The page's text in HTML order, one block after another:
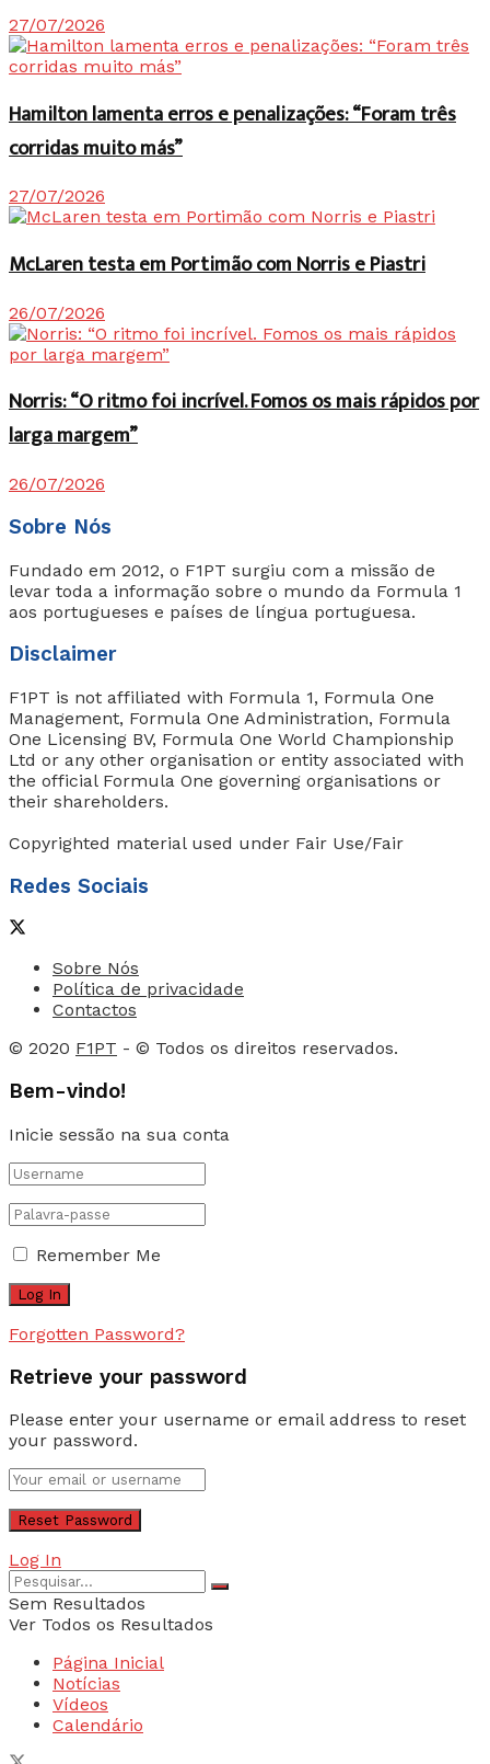
27/07/2026
Hamilton lamenta erros e penalizações: “Foram três
corridas muito más”
27/07/2026
McLaren testa em Portimão com Norris e Piastri
26/07/2026
Norris: “O ritmo foi incrível. Fomos os mais rápidos por
larga margem”
26/07/2026
Sobre Nós
Fundado em 2012, o F1PT surgiu com a missão de
levar toda a informação sobre o mundo da Formula 1
aos portugueses e países de língua portuguesa.
Disclaimer
F1PT is not affiliated with Formula 1, Formula One
Management, Formula One Administration, Formula
One Licensing BV, Formula One World Championship
Ltd or any other organisation or entity associated with
the official Formula One governing organisations or
their shareholders.
Copyrighted material used under Fair Use/Fair
Redes Sociais
Sobre Nós
Política de privacidade
Contactos
© 2020 F1PT - © Todos os direitos reservados.
Bem-vindo!
Inicie sessão na sua conta
Remember Me
Forgotten Password?
Retrieve your password
Please enter your username or email address to reset
your password.
Log In
Sem Resultados
Ver Todos os Resultados
Página Inicial
Notícias
Vídeos
Calendário